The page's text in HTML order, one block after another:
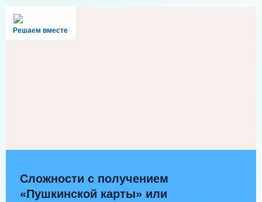
Решаем вместе
Сложности с получением
«Пушкинской карты» или